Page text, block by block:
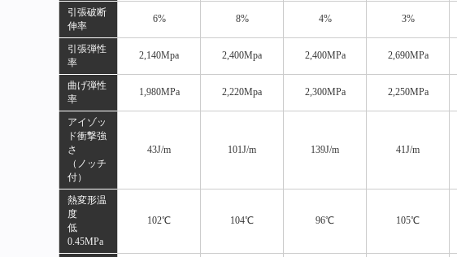
引張破断
伸率
6% 8% 4% 3%
引張弾性
率
2,140Mpa 2,400Mpa 2,400MPa 2,690MPa
曲げ弾性
率
1,980MPa 2,220Mpa 2,300MPa 2,250MPa
アイゾッ
ド衝撃強
さ
（ノッチ
付）
43J/m 101J/m 139J/m 41J/m
熱変形温
度
低
0.45MPa
102℃ 104℃ 96℃ 105℃